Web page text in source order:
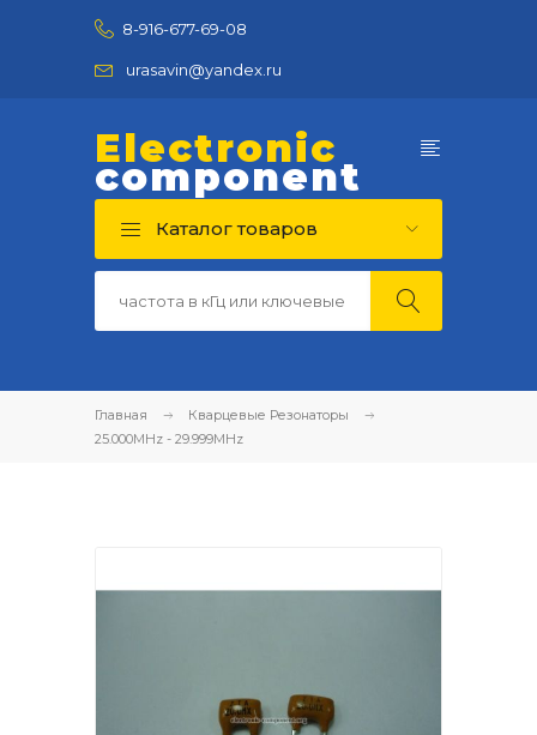
8-916-677-69-08
urasavin@yandex.ru
Electronic
component
Каталог товаров
Главная
Кварцевые Резонаторы
25.000MHz - 29.999MHz